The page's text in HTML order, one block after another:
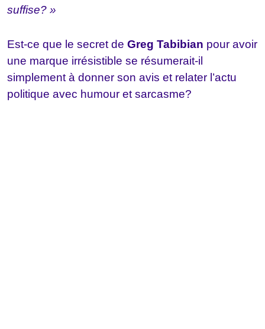
suffise? »
Est-ce que le secret de Greg Tabibian pour avoir
une marque irrésistible se résumerait-il
simplement à donner son avis et relater l’actu
politique avec humour et sarcasme?